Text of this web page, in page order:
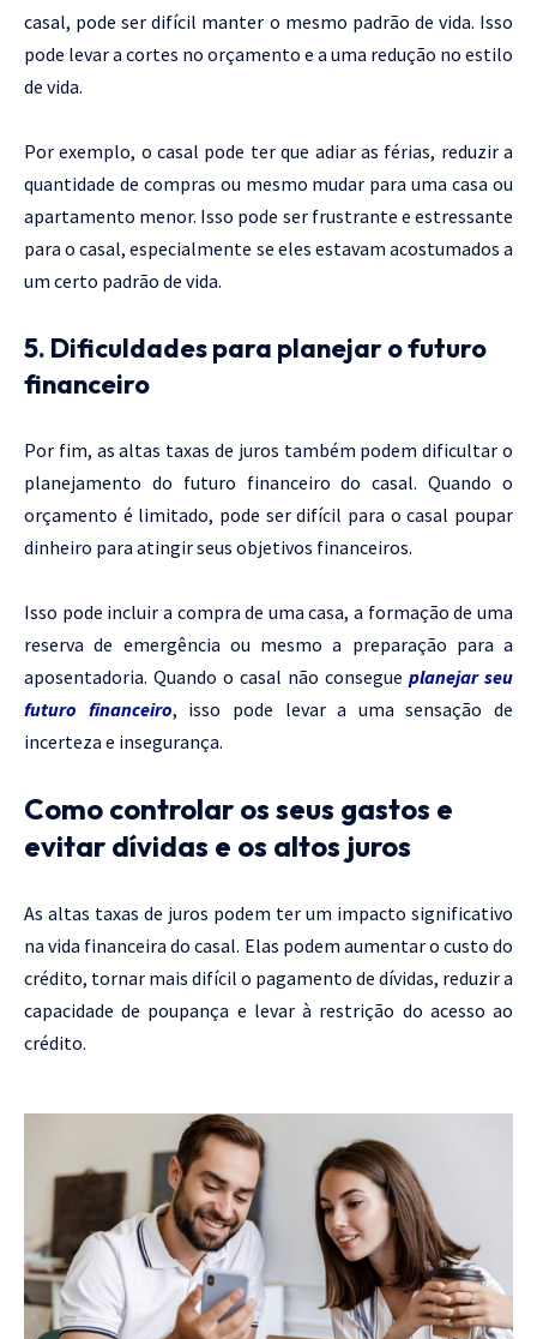
casal, pode ser difícil manter o mesmo padrão de vida. Isso
pode levar a cortes no orçamento e a uma redução no estilo
de vida.
Por exemplo, o casal pode ter que adiar as férias, reduzir a
quantidade de compras ou mesmo mudar para uma casa ou
apartamento menor. Isso pode ser frustrante e estressante
para o casal, especialmente se eles estavam acostumados a
um certo padrão de vida.
5. Dificuldades para planejar o futuro
financeiro
Por fim, as altas taxas de juros também podem dificultar o
planejamento do futuro financeiro do casal. Quando o
orçamento é limitado, pode ser difícil para o casal poupar
dinheiro para atingir seus objetivos financeiros.
Isso pode incluir a compra de uma casa, a formação de uma
reserva de emergência ou mesmo a preparação para a
aposentadoria. Quando o casal não consegue planejar seu
futuro financeiro, isso pode levar a uma sensação de
incerteza e insegurança.
Como controlar os seus gastos e
evitar dívidas e os altos juros
As altas taxas de juros podem ter um impacto significativo
na vida financeira do casal. Elas podem aumentar o custo do
crédito, tornar mais difícil o pagamento de dívidas, reduzir a
capacidade de poupança e levar à restrição do acesso ao
crédito.